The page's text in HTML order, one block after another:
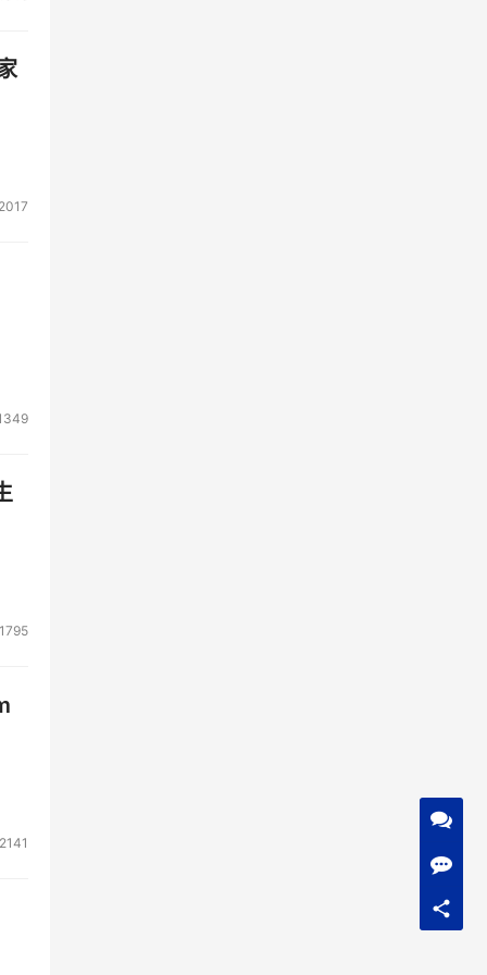
2017
1795
2141